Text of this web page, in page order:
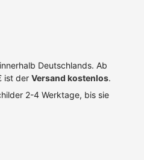
Deutschlands. Ab
ist der Versand kostenlos.
2-4 Werktage, bis sie